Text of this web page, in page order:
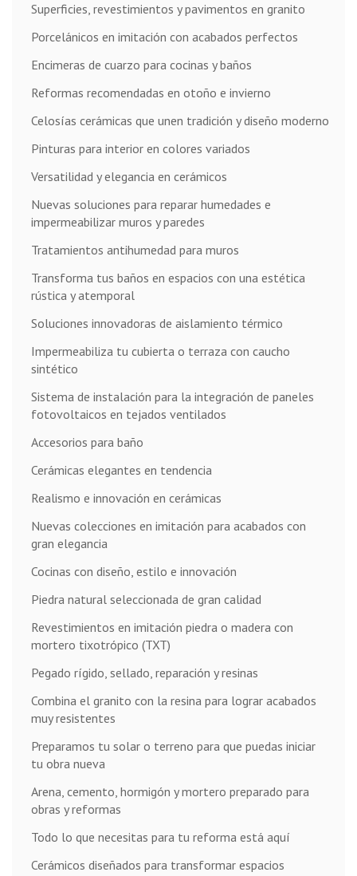
Superficies, revestimientos y pavimentos en granito
Porcelánicos en imitación con acabados perfectos
Encimeras de cuarzo para cocinas y baños
Reformas recomendadas en otoño e invierno
Celosías cerámicas que unen tradición y diseño moderno
Pinturas para interior en colores variados
Versatilidad y elegancia en cerámicos
Nuevas soluciones para reparar humedades e
impermeabilizar muros y paredes
Tratamientos antihumedad para muros
Transforma tus baños en espacios con una estética
rústica y atemporal
Soluciones innovadoras de aislamiento térmico
Impermeabiliza tu cubierta o terraza con caucho
sintético
Sistema de instalación para la integración de paneles
fotovoltaicos en tejados ventilados
Accesorios para baño
Cerámicas elegantes en tendencia
Realismo e innovación en cerámicas
Nuevas colecciones en imitación para acabados con
gran elegancia
Cocinas con diseño, estilo e innovación
Piedra natural seleccionada de gran calidad
Revestimientos en imitación piedra o madera con
mortero tixotrópico (TXT)
Pegado rígido, sellado, reparación y resinas
Combina el granito con la resina para lograr acabados
muy resistentes
Preparamos tu solar o terreno para que puedas iniciar
tu obra nueva
Arena, cemento, hormigón y mortero preparado para
obras y reformas
Todo lo que necesitas para tu reforma está aquí
Cerámicos diseñados para transformar espacios